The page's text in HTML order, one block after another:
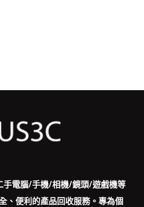
手電腦/手機/相機/鏡頭/遊戲機等
、便利的產品回收服務。專為個